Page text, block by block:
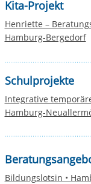
Kita-Projekt
Henriette –
Hamburg-Bergedorf
Schulprojekte
Integrative
Hamburg-
Bildungslotsin •